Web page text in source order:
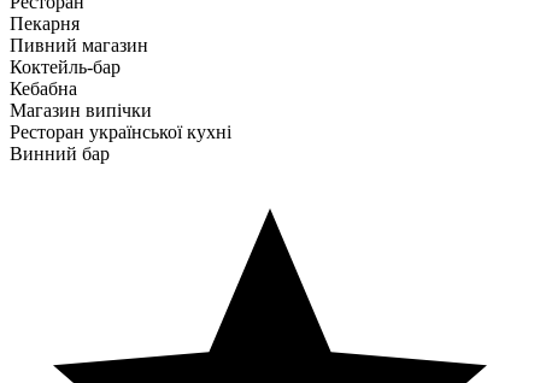
Пекарня
Пивний магазин
Коктейль-бар
Кебабна
Магазин випічки
Ресторан української кухні
Винний бар